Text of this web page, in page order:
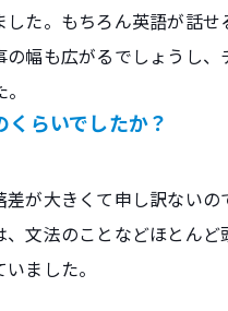
た。もちろん英語が話
幅も広がるでしょうし
らいでしたか？
が大きくて申し訳ない
文法のことなどほとん
ました。